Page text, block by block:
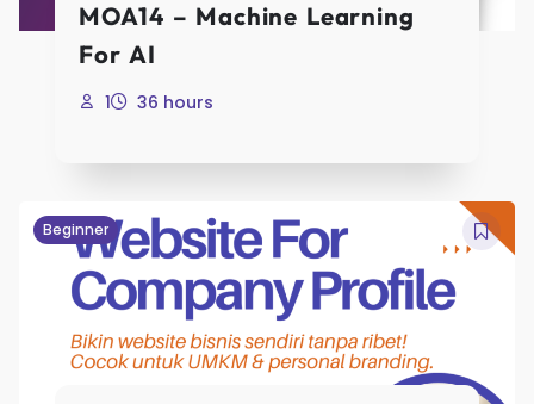
MOA14 – Machine Learning
For AI
1 36 hours
Beginner